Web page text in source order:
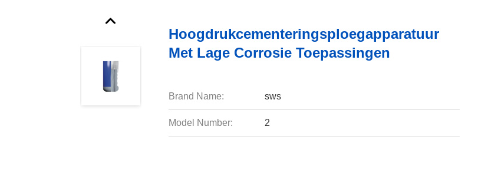
Hoogdrukcementeringsploegapparatuur
Met Lage Corrosie Toepassingen
Brand Name: sws
Model Number: 2